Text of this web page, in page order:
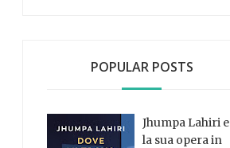
POPULAR POSTS
Jhumpa Lahiri e
la sua opera in